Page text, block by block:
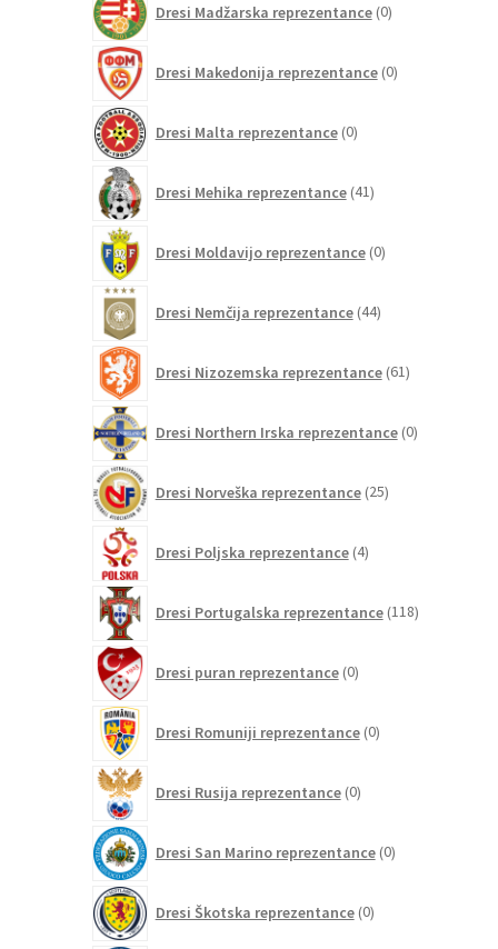
Dresi Madžarska reprezentance 0izdelkov
Dresi Makedonija reprezentance 0izdelkov
Dresi Malta reprezentance 0izdelkov
Dresi Mehika reprezentance 41izdelkov
Dresi Moldavijo reprezentance 0izdelkov
Dresi Nemčija reprezentance 44izdelkov
Dresi Nizozemska reprezentance 61izdelkov
Dresi Northern Irska reprezentance 0izdelkov
Dresi Norveška reprezentance 25izdelkov
Dresi Poljska reprezentance 4izdelki
Dresi Portugalska reprezentance 118izdelkov
Dresi puran reprezentance 0izdelkov
Dresi Romuniji reprezentance 0izdelkov
Dresi Rusija reprezentance 0izdelkov
Dresi San Marino reprezentance 0izdelkov
Dresi Škotska reprezentance 0izdelkov